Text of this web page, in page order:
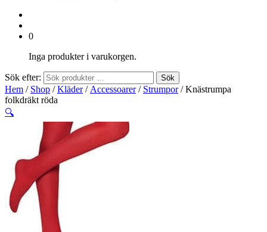
0
Inga produkter i varukorgen.
Sök efter: Sök
Hem / Shop /Kläder/ Accessoarer/ Strumpor/ Knästrumpa
folkdräkt röda
🔍